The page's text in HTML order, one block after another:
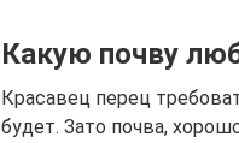
Какую почву
Красавец перец
будет. Зато почва,